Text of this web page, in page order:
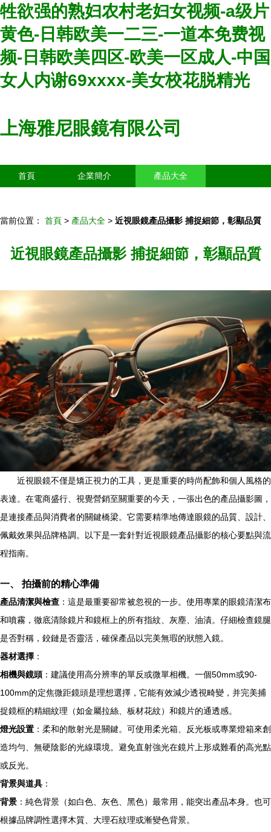
牲欲强的熟妇农村老妇女视频-a级片
黄色-日韩欧美一二三-一道本免费视
频-日韩欧美四区-欧美一区成人-中国
女人内谢69xxxx-美女校花脱精光
上海雅尼眼鏡有限公司
首頁 企業簡介 產品大全
當前位置： 首頁 > 產品大全 > 近視眼鏡產品攝影 捕捉細節，彰顯品質
近視眼鏡產品攝影 捕捉細節，彰顯品質
近視眼鏡不僅是矯正視力的工具，更是重要的時尚配飾和個人風格的
表達。在電商盛行、視覺營銷至關重要的今天，一張出色的產品攝影圖，
是連接產品與消費者的關鍵橋梁。它需要精準地傳達眼鏡的品質、設計、
佩戴效果與品牌格調。以下是一套針對近視眼鏡產品攝影的核心要點與流
程指南。
一、 拍攝前的精心準備
產品清潔與檢查 ：這是最重要卻常被忽視的一步。使用專業的眼鏡清潔布
和噴霧，徹底清除鏡片和鏡框上的所有指紋、灰塵、油漬。仔細檢查鏡腿
是否對稱，鉸鏈是否靈活，確保產品以完美無瑕的狀態入鏡。
器材選擇 ：
相機與鏡頭 ：建議使用高分辨率的單反或微單相機。一個50mm或90-
100mm的定焦微距鏡頭是理想選擇，它能有效減少透視畸變，并完美捕
捉鏡框的精細紋理（如金屬拉絲、板材花紋）和鏡片的通透感。
燈光設置 ：柔和的散射光是關鍵。可使用柔光箱、反光板或專業燈箱來創
造均勻、無硬陰影的光線環境。避免直射強光在鏡片上形成難看的高光點
或反光。
背景與道具 ：
背景 ：純色背景（如白色、灰色、黑色）最常用，能突出產品本身。也可
根據品牌調性選擇木質、大理石紋理或漸變色背景。